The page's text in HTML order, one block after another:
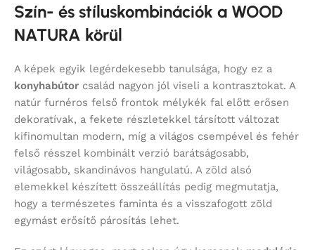
Szín- és stíluskombinációk a WOOD
NATURA körül
A képek egyik legérdekesebb tanulsága, hogy ez a
konyhabútor család nagyon jól viseli a kontrasztokat. A
natúr furnéros felső frontok mélykék fal előtt erősen
dekoratívak, a fekete részletekkel társított változat
kifinomultan modern, míg a világos csempével és fehér
felső résszel kombinált verzió barátságosabb,
világosabb, skandinávos hangulatú. A zöld alsó
elemekkel készített összeállítás pedig megmutatja,
hogy a természetes faminta és a visszafogott zöld
egymást erősítő párosítás lehet.